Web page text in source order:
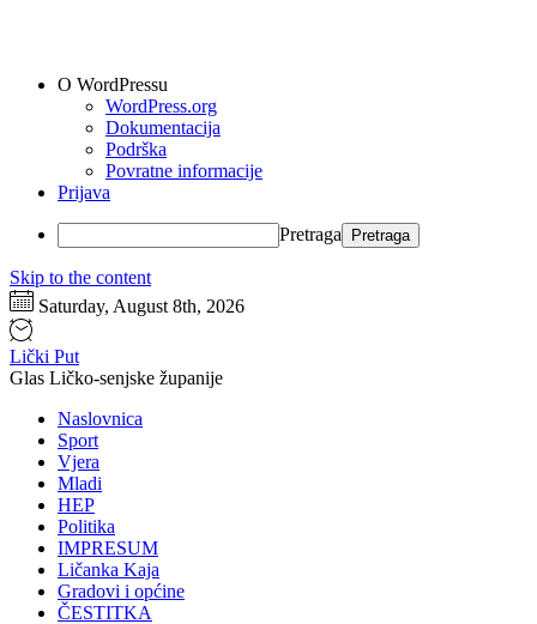
O WordPressu
WordPress.org
Dokumentacija
Podrška
Povratne informacije
Prijava
Pretraga
Skip to the content
Saturday, August 8th, 2026
Lički Put
Glas Ličko-senjske županije
Naslovnica
Sport
Vjera
Mladi
HEP
Politika
IMPRESUM
Ličanka Kaja
Gradovi i općine
ČESTITKA